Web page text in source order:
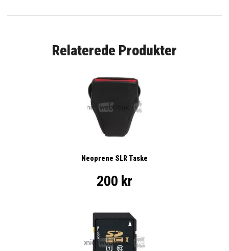
Relaterede Produkter
Neoprene SLR Taske
200 kr